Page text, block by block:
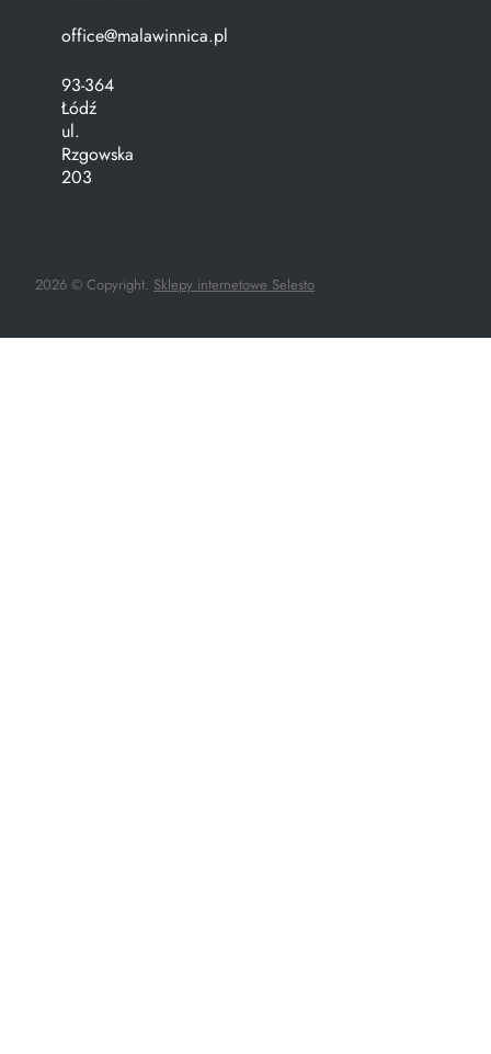
office@malawinnica.pl
93-364
Łódź
ul.
Rzgowska
203
2026 © Copyright. Sklepy internetowe Selesto